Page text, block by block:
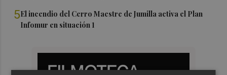
5El incendio del Cerro Maestre de Jumilla activa el Plan
Infomur en situación 1